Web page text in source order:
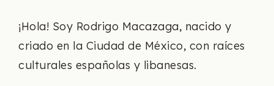
¡Hola! Soy Rodrigo Macazaga, nacido y
criado en la Ciudad de México, con raíces
culturales españolas y libanesas.